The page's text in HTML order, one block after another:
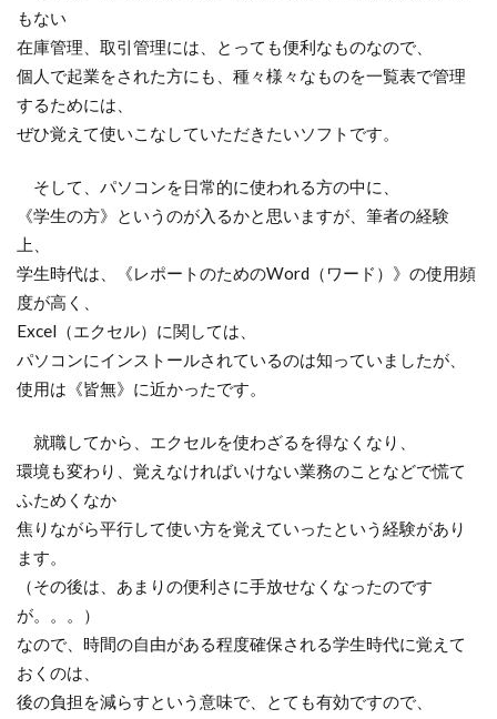
もない
在庫管理、取引管理には、とっても便利なものなので、
個人で起業をされた方にも、種々様々なものを一覧表で管理
するためには、
ぜひ覚えて使いこなしていただきたいソフトです。
そして、パソコンを日常的に使われる方の中に、
《学生の方》というのが入るかと思いますが、筆者の経験
上、
学生時代は、《レポートのためのWord（ワード）》の使用頻
度が高く、
Excel（エクセル）に関しては、
パソコンにインストールされているのは知っていましたが、
使用は《皆無》に近かったです。
就職してから、エクセルを使わざるを得なくなり、
環境も変わり、覚えなければいけない業務のことなどで慌て
ふためくなか
焦りながら平行して使い方を覚えていったという経験があり
ます。
（その後は、あまりの便利さに手放せなくなったのです
が。。。）
なので、時間の自由がある程度確保される学生時代に覚えて
おくのは、
後の負担を減らすという意味で、とても有効ですので、